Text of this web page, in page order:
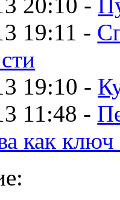
19:11 -
19:10 -
11:48 -
как